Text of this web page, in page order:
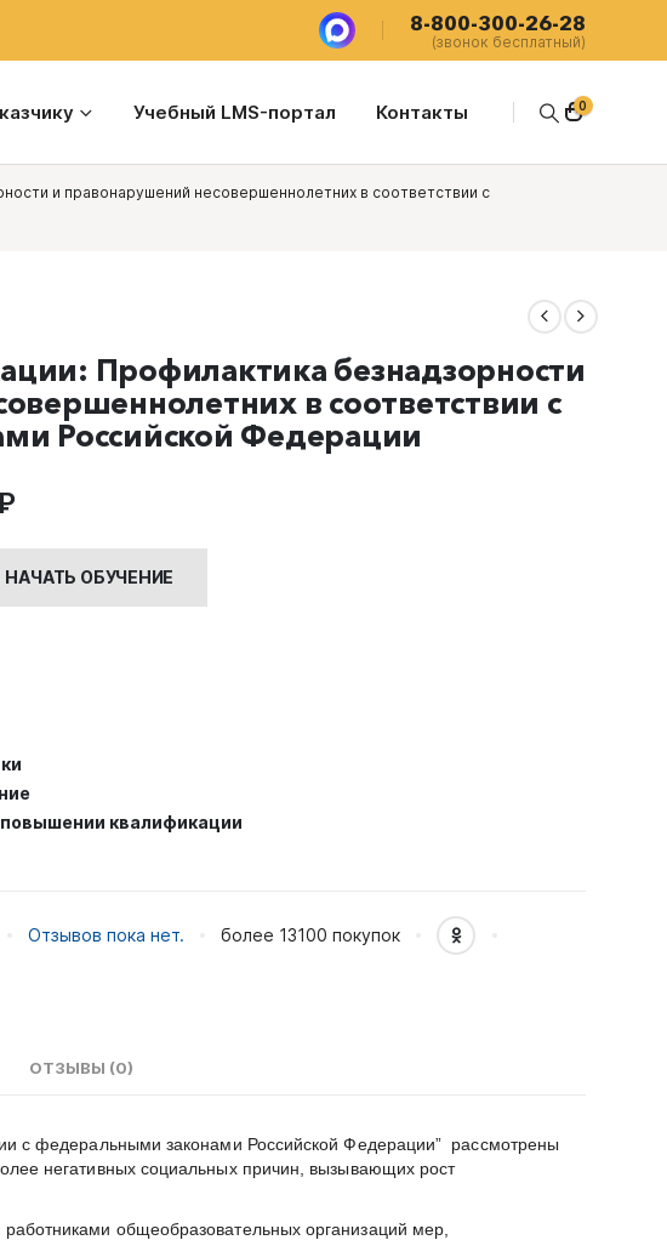
8-800-300-26-28
(звонок бесплатный)
Учебный LMS-портал Контакты 0
и правонарушений несовершеннолетних в соответствии с
Профилактика безнадзорности
в соответствии с
Российской Федерации
Текущая
2,000.00 ₽.
НАЧАТЬ ОБУЧЕНИЕ
квалификации
Отзывов пока нет. более 13100 покупок
ОТЗЫВЫ (0)
с федеральными законами Российской Федерации” рассмотрены
негативных социальных причин, вызывающих рост
общеобразовательных организаций мер,